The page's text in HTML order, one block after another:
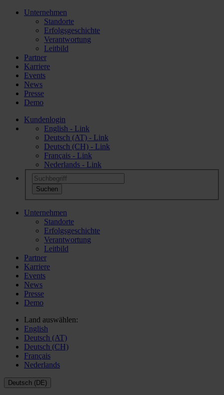
Unternehmen
Standorte
Erfolgsgeschichte
Verantwortung
Leitbild
Partner
Karriere
Events
News
Presse
Demo
Kundenlogin
English - Link
Deutsch (AT) - Link
Deutsch (CH) - Link
Français - Link
Nederlands - Link
Unternehmen
Standorte
Erfolgsgeschichte
Verantwortung
Leitbild
Partner
Karriere
Events
News
Presse
Demo
Land auswählen:
English
Deutsch (AT)
Deutsch (CH)
Français
Nederlands
Deutsch (DE)